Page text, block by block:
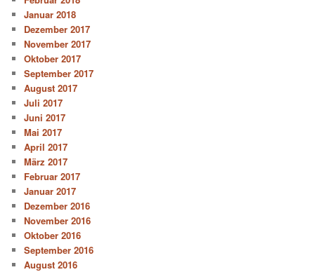
Januar 2018
Dezember 2017
November 2017
Oktober 2017
September 2017
August 2017
Juli 2017
Juni 2017
Mai 2017
April 2017
März 2017
Februar 2017
Januar 2017
Dezember 2016
November 2016
Oktober 2016
September 2016
August 2016